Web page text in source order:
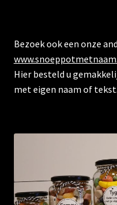
Bezoek ook een onze
Hier besteld u
met eigen naam of tekst.